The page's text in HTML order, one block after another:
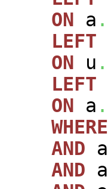
ON a .
LEFT
ON u .
LEFT
ON a .
WHERE
AND a
AND a